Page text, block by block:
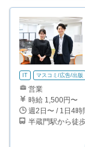
IT マスコミ/広告/出版
営業
時給 1,500円〜
週2日〜 / 1日4時